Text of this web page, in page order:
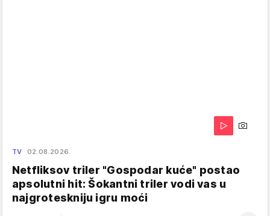
TV 02.08.2026.
Netfliksov triler "Gospodar kuće" postao
apsolutni hit: Šokantni triler vodi vas u
najgroteskniju igru moći